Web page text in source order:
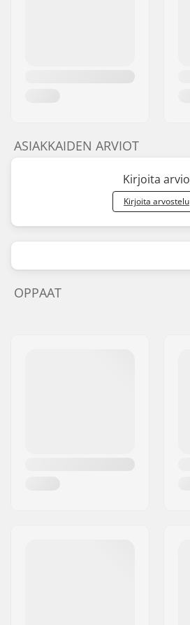
ASIAKKAIDEN ARVIOT
Kirjoita arvio
Kirjoita arvostelu
OPPAAT